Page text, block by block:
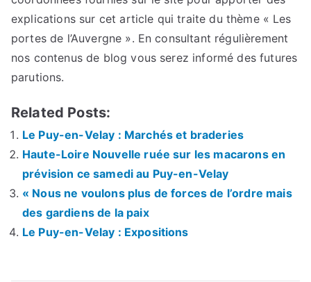
explications sur cet article qui traite du thème « Les
portes de l’Auvergne ». En consultant régulièrement
nos contenus de blog vous serez informé des futures
parutions.
Related Posts:
Le Puy-en-Velay : Marchés et braderies
Haute-Loire Nouvelle ruée sur les macarons en
prévision ce samedi au Puy-en-Velay
« Nous ne voulons plus de forces de l’ordre mais
des gardiens de la paix
Le Puy-en-Velay : Expositions